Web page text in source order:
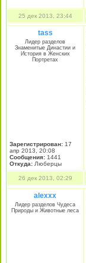
25 дек 2013, 23:44
tass
Лидер разделов
Знаменитые Династии и
История в Женских
Портретах
Зарегистрирован: 17
апр 2013, 20:08
Сообщения: 1441
Откуда: Люберцы
26 дек 2013, 02:29
alexxx
Лидер разделов Чудеса
Природы и Животные леса